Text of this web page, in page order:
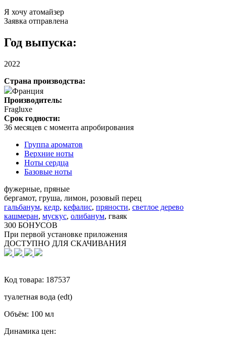
Я хочу атомайзер
Заявка отправлена
Год выпуска:
2022
Страна производства:
Франция
Производитель:
Fragluxe
Срок годности:
36 месяцев с момента апробирования
Группа ароматов
Верхние ноты
Ноты сердца
Базовые ноты
фужерные, пряные
бергамот, груша, лимон, розовый перец
гальбанум, кедр, кефалис, пряности, светлое дерево
кашмеран, мускус, олибанум, гваяк
300 БОНУСОВ
При первой установке приложения
ДОСТУПНО ДЛЯ СКАЧИВАНИЯ
Код товара: 187537
туалетная вода (edt)
Объём: 100 мл
Динамика цен: